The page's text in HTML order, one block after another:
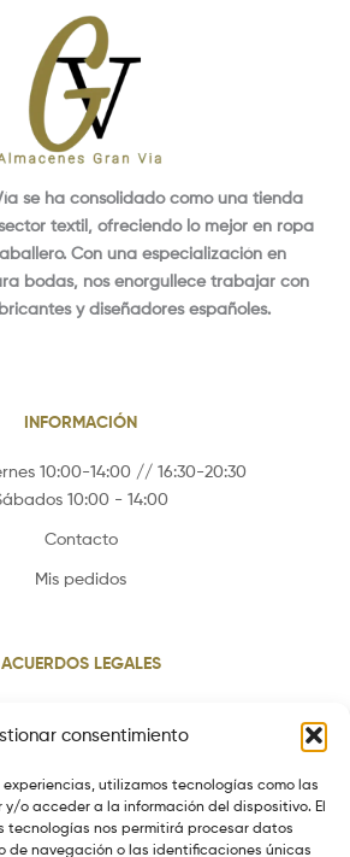
consentimiento
experiencias, utilizamos tecnologías como las
o acceder a la información del dispositivo. El
tecnologías nos permitirá procesar datos
de navegación o las identificaciones únicas
se ha consolidado como una tienda
textil, ofreciendo lo mejor en ropa
Con una especialización en
bodas, nos enorgullece trabajar con
y diseñadores españoles.
INFORMACIÓN
10:00-14:00 // 16:30-20:30
10:00 - 14:00
Contacto
Mis pedidos
ACUERDOS LEGALES
de privacidad
Política de envios